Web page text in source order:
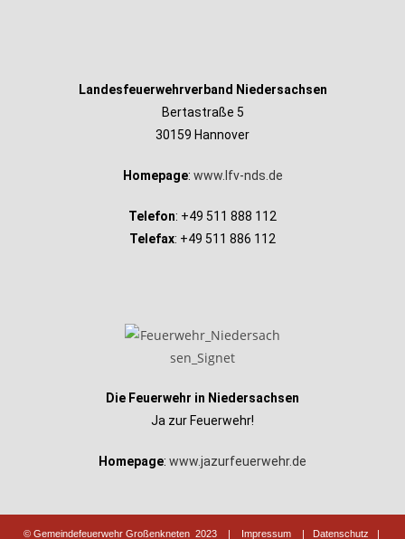
Landesfeuerwehrverband Niedersachsen
Bertastraße 5
30159 Hannover
Homepage: www.lfv-nds.de
Telefon: +49 511 888 112
Telefax: +49 511 886 112
Die Feuerwehr in Niedersachsen
Ja zur Feuerwehr!
Homepage: www.jazurfeuerwehr.de
© Gemeindefeuerwehr Großenkneten 2023 | Impressum| Datenschutz |